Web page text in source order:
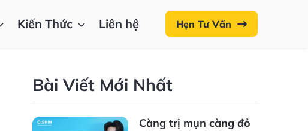
Kiến Thức Liên hệ Hẹn Tư Vấn
Bài Viết Mới Nhất
Càng trị mụn càng đỏ